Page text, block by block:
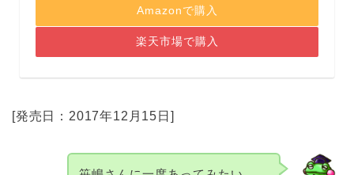
Amazonで購入
楽天市場で購入
[発売日：2017年12月15日]